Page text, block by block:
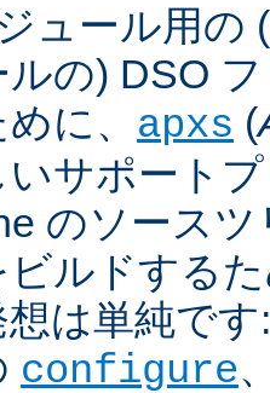
ュール用の
ルの) DSO
に、 apxs (
いサポート
のソースツ
ビルドする
想は単純で
configure